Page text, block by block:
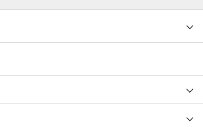
レディース